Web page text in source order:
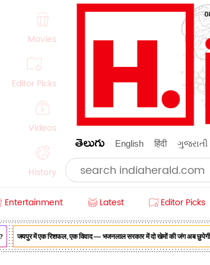
Movies
Editor Picks
Videos
History
Beauty
తెలుగు English हिंदी ગુજરાતી
Entertainment Latest Editor Picks
जयपुर में एक रिशफल, एक विवाद — भजनलाल सरकार में दो खेमों की जंग अब छुपेगी